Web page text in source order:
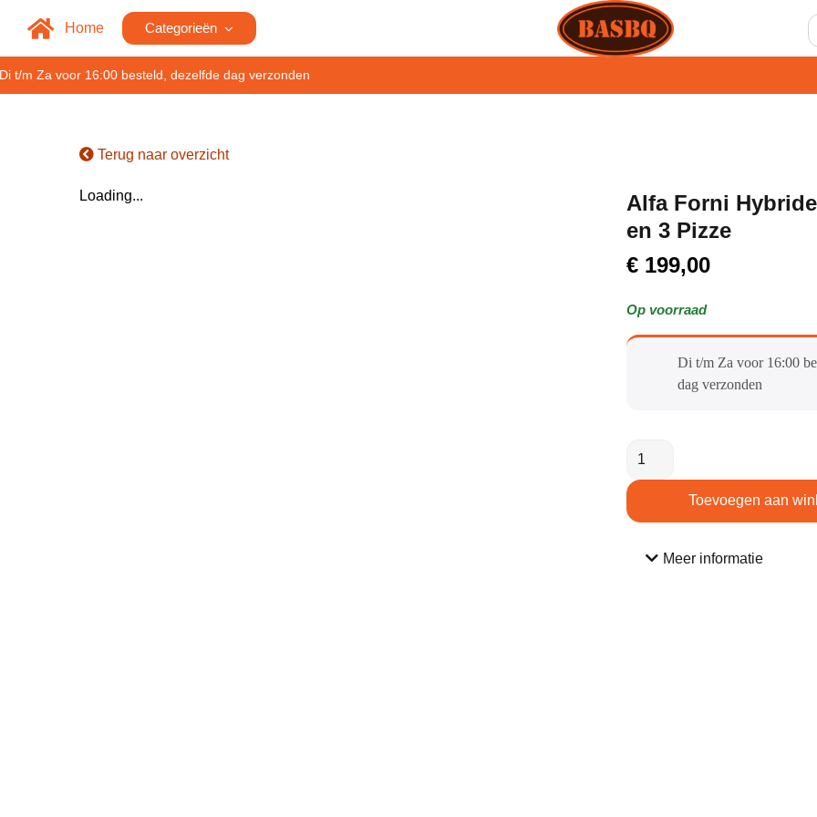
Home Categorieën
t/m Za voor 16:00 besteld, dezelfde dag verzonden
Terug naar overzicht
Loading...
Alfa Forni
en 3 Pizze
€ 199,00
Op voorraad
Di t/m Za voor 16:00
dag verzonden​
Toevoegen aan
Meer informatie